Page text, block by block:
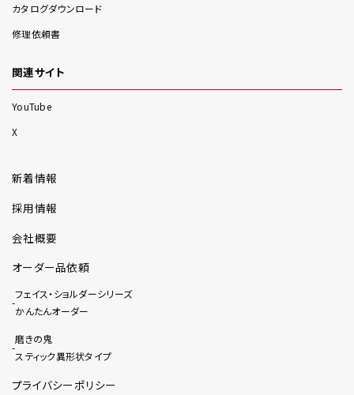
カタログダウンロード
修理依頼書
関連サイト
YouTube
X
新着情報
採用情報
会社概要
オーダー品依頼
フェイス・ショルダーシリーズ
かんたんオーダー
磨きの鬼
スティック異形状タイプ
プライバシーポリシー